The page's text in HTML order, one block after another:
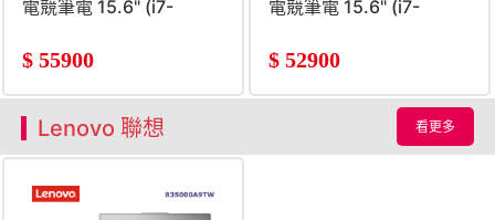
電競筆電 15.6" (i7-
$ 55900
電競筆電 15.6" (i7-
$ 52900
Lenovo 聯想 看更多